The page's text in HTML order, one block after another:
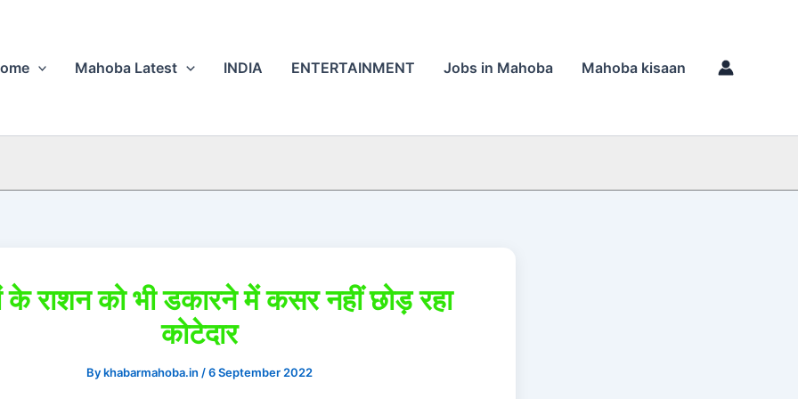
Mahoba Latest INDIA ENTERTAINMENT Jobs in Mahoba Mahoba kisaan
के राशन को भी डकारने में कसर नहीं छोड़ रहा
कोटेदार
Bykhabarmahoba.in /6 September 2022